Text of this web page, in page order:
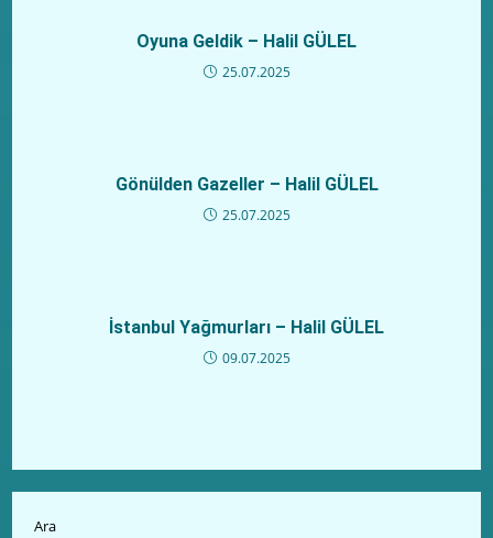
Oyuna Geldik – Halil GÜLEL
25.07.2025
Gönülden Gazeller – Halil GÜLEL
25.07.2025
İstanbul Yağmurları – Halil GÜLEL
09.07.2025
Ara